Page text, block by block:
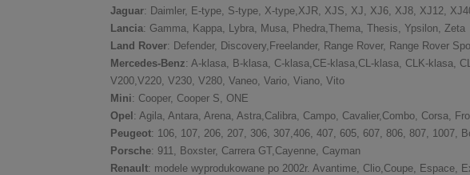
Jaguar: Daimler, E-type, S-type, X-type,XJR, XJS, XJ, XJ6, XJ8, XJ12,
Lancia: Gamma, Kappa, Lybra, Musa, Phedra,Thema, Thesis, Ypsilon, Zeta
Land Rover: Defender, Discovery,Freelander, Range Rover, Range Rover
Mercedes-Benz: A-klasa, B-klasa, C-klasa,CE-klasa,CL-klasa, CLK-klasa,
V200,V220, V230, V280, Vaneo, Vario, Viano, Vito
Mini: Cooper, Cooper S, ONE
Opel : Agila, Antara, Arena, Astra,Calibra, Campo, Cavalier,Combo, Corsa,
Peugeot: 106, 107, 206, 207, 306, 307,406, 407, 605, 607, 806, 807, 1007,
Porsche: 911, Boxster, Carrera GT,Cayenne, Cayman
Renault: modele wyprodukowane po 2002r. Avantime, Clio,Coupe,